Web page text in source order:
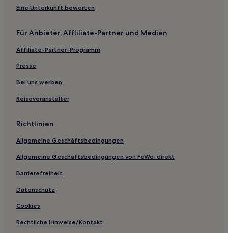
Hotels mit Parkplatz in Crieff
Luxus in Schottland
Haustierfreundliche in Schottland
Günstige in Schottland
Familien in Schottland
Hotels mit inbegriffenem Frühstück in Schottland
Golf in Schottland
Hotels mit Parkplatz in Schottland
Lgbtqia-Freundliche in Schottland
Hotels mit Parkplatz in Edinburgh & Lothian
Hotels mit WLAN in Edinburgh & Lothian
Familien in Glenrothes
Golf in Pitlochry
Eine Unterkunft bewerten
Für Anbieter, Affliliate-Partner und Medien
Affiliate-Partner-Programm
Presse
Bei uns werben
Reiseveranstalter
Richtlinien
Allgemeine Geschäftsbedingungen
Allgemeine Geschäftsbedingungen von FeWo-direkt
Barrierefreiheit
Datenschutz
Cookies
Rechtliche Hinweise/Kontakt